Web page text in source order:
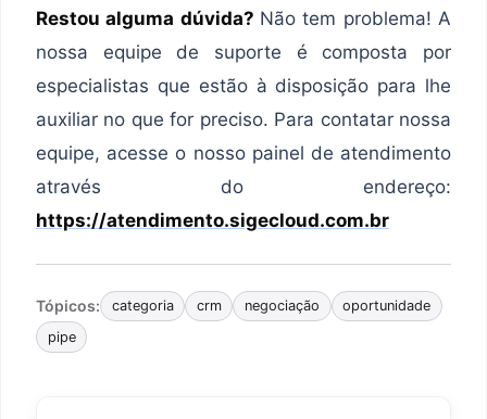
Restou alguma dúvida? Não tem problema! A
nossa equipe de suporte é composta por
especialistas que estão à disposição para lhe
auxiliar no que for preciso. Para contatar nossa
equipe, acesse o nosso painel de atendimento
através do endereço:
https://atendimento.sigecloud.com.br
Tópicos: categoria crm negociação
oportunidade
pipe